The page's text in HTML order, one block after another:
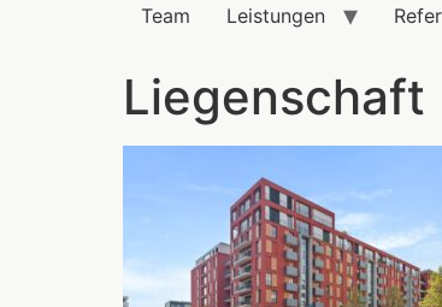
Team Leistungen
Liegenschaft